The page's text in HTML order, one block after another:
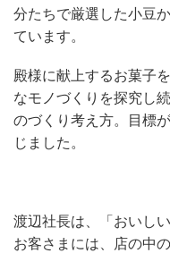
分たちで厳選した小豆
ています。
殿様に献上するお菓子
なモノづくりを探究し
のづくり考え方。目標
じました。
渡辺社長は、「おいし
お客さまには、店の中